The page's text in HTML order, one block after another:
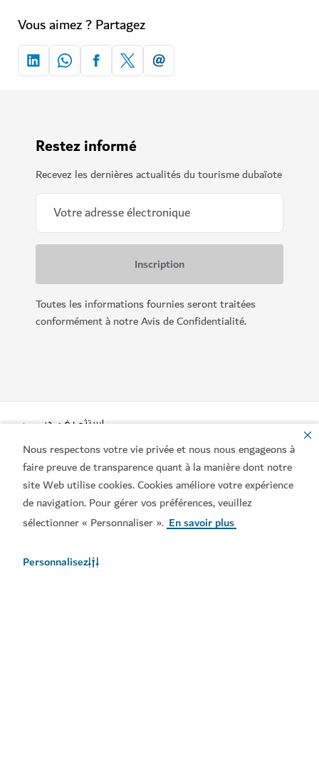
Nous respectons votre vie privée et nous nous engageons à
faire preuve de transparence quant à la manière dont notre
site Web utilise cookies. Cookies améliore votre expérience
de navigation. Pour gérer vos préférences, veuillez
sélectionner « Personnaliser ». En savoir plus
Personnalisez
Vous aimez ? Partagez
Restez informé
Recevez les dernières actualités du tourisme dubaïote
Toutes les informations fournies seront traitées
conformément à notre Avis de Confidentialité.
Liens populaires
Contactez-nous